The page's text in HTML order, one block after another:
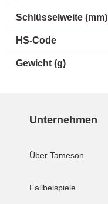
Schlüsselweite (mm)
HS-Code
Gewicht (g)
Unternehmen
Über Tameson
Fallbeispiele